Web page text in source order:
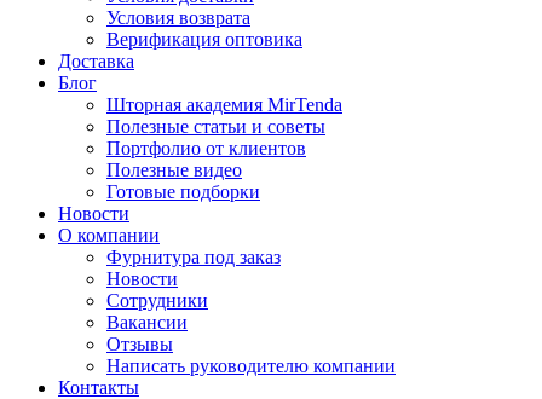
Условия возврата
Верификация оптовика
Доставка
Блог
Шторная академия MirTenda
Полезные статьи и советы
Портфолио от клиентов
Полезные видео
Готовые подборки
Новости
О компании
Фурнитура под заказ
Новости
Сотрудники
Вакансии
Отзывы
Написать руководителю компании
Контакты